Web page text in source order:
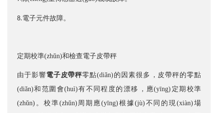
8.電子元件故障。
定期校準(zhǔn)和檢查電子皮帶秤
由于影響電子皮帶秤零點(diǎn)的因素很多，皮帶秤的零點
(diǎn)和范圍會(huì)有不同程度的漂移，應(yīng)定期校準
(zhǔn)。校準(zhǔn)周期應(yīng)根據(jù)不同的現(xiàn)場